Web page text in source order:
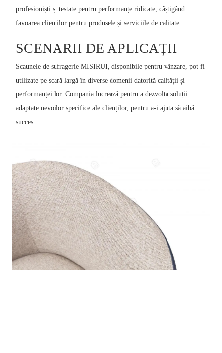
profesioniști și testate pentru performanțe ridicate, câștigând
favoarea clienților pentru produsele și serviciile de calitate.
SCENARII DE APLICAȚII
Scaunele de sufragerie MISIRUI, disponibile pentru vânzare, pot fi
utilizate pe scară largă în diverse domenii datorită calității și
performanței lor. Compania lucrează pentru a dezvolta soluții
adaptate nevoilor specifice ale clienților, pentru a-i ajuta să aibă
succes.